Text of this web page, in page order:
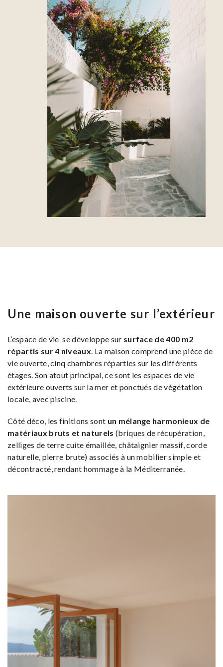
Une maison ouverte sur l’extérieur
L’espace de vie se développe sur surface de 400 m2
répartis sur 4 niveaux . La maison comprend une pièce de
vie ouverte, cinq chambres réparties sur les différents
étages. Son atout principal, ce sont les espaces de vie
extérieure ouverts sur la mer et ponctués de végétation
locale, avec piscine. ​
Côté déco, les finitions sont un mélange harmonieux de
matériaux bruts et naturels (briques de récupération,
zelliges de terre cuite émaillée, châtaignier massif, corde
naturelle, pierre brute) associés à un mobilier simple et
décontracté, rendant hommage à la Méditerranée.